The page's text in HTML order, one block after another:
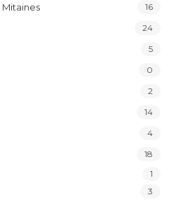
Mitaines 16
24
5
0
2
14
4
18
1
3